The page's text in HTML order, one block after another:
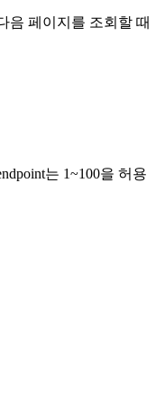
음 페이지를 조회할 때
는 1~100을 허용